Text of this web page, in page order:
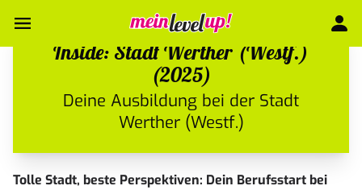
Inside: Stadt Werther (Westf.)
(2025)
Deine Ausbildung bei der Stadt
Werther (Westf.)
Tolle Stadt, beste Perspektiven: Dein Berufsstart bei